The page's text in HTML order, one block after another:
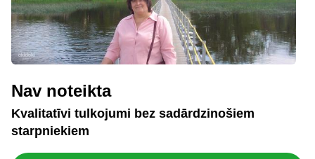
Nav noteikta
Kvalitatīvi tulkojumi bez sadārdzinošiem
starpniekiem